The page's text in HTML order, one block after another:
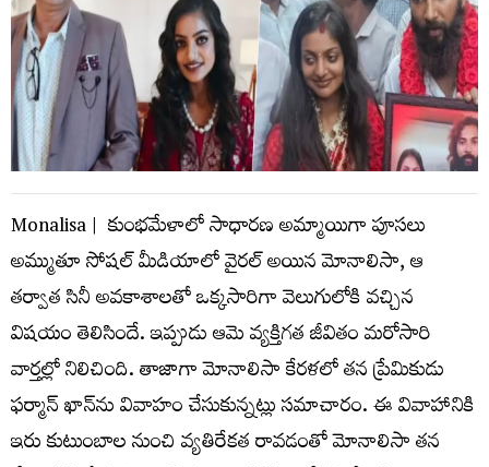
Monalisa | కుంభమేళాలో సాధారణ అమ్మాయిగా పూసలు
అమ్ముతూ సోషల్ మీడియాలో వైరల్ అయిన మోనాలిసా, ఆ
తర్వాత సినీ అవకాశాలతో ఒక్కసారిగా వెలుగులోకి వచ్చిన
విషయం తెలిసిందే. ఇప్పుడు ఆమె వ్యక్తిగత జీవితం మరోసారి
వార్తల్లో నిలిచింది. తాజాగా మోనాలిసా కేరళలో తన ప్రేమికుడు
ఫర్మాన్ ఖాన్‌ను వివాహం చేసుకున్నట్లు సమాచారం. ఈ వివాహానికి
ఇరు కుటుంబాల నుంచి వ్యతిరేకత రావ‌డంతో మోనాలిసా తన